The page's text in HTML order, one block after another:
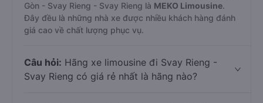
Gòn - Svay Rieng - Svay Rieng là MEKO Limousine.
Đây đều là những nhà xe được nhiều khách hàng đánh
giá cao về chất lượng phục vụ.
Câu hỏi: Hãng xe limousine đi Svay Rieng -
Svay Rieng có giá rẻ nhất là hãng nào?